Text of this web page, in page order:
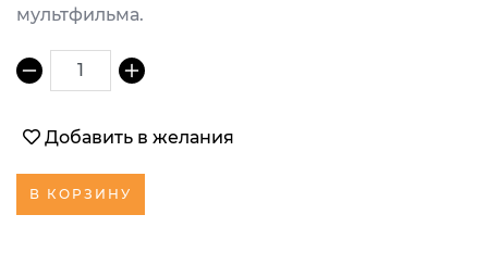
мультфильма.
1
Добавить в желания
В КОРЗИНУ